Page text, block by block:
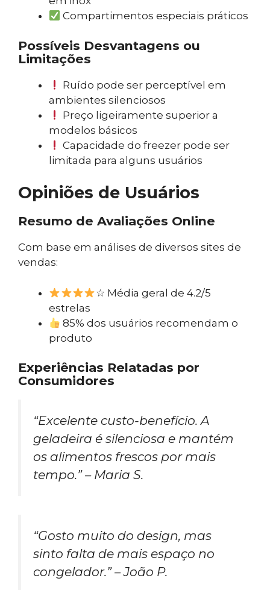
Compartimentos especiais práticos
Possíveis Desvantagens ou
Limitações
Ruído pode ser perceptível em
ambientes silenciosos
Preço ligeiramente superior a
modelos básicos
Capacidade do freezer pode ser
limitada para alguns usuários
Opiniões de Usuários
Resumo de Avaliações Online
Com base em análises de diversos sites de
vendas:
☆ Média geral de 4.2/5
estrelas
85% dos usuários recomendam o
produto
Experiências Relatadas por
Consumidores
“Excelente custo-benefício. A
geladeira é silenciosa e mantém
os alimentos frescos por mais
tempo.” – Maria S.
“Gosto muito do design, mas
sinto falta de mais espaço no
congelador.” – João P.